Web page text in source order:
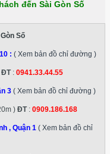
đến Sài Gòn Số
Số
: ( Xem bản đồ chỉ đường )
ĐT: 0941.33.44.55
3 ( Xem bản đồ chỉ đường )
) ĐT: 0909.186.168
, Quận 1 ( Xem bản đồ chỉ